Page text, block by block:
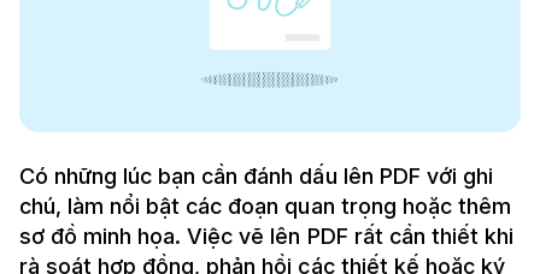
Có những lúc bạn cần đánh dấu lên PDF với ghi
chú, làm nổi bật các đoạn quan trọng hoặc thêm
sơ đồ minh họa. Việc vẽ lên PDF rất cần thiết khi
rà soát hợp đồng, phản hồi các thiết kế hoặc ký